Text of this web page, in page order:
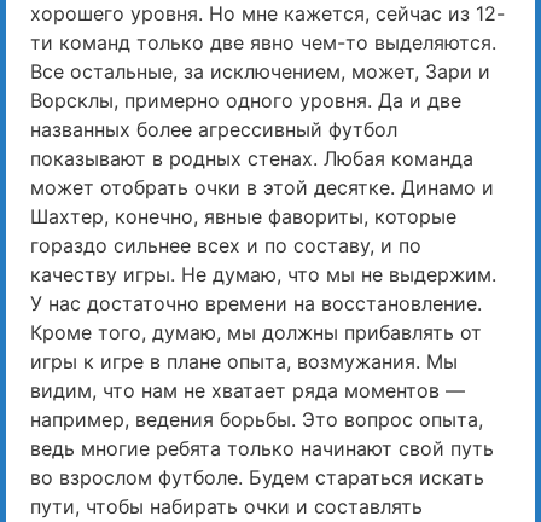
хорошего уровня. Но мне кажется, сейчас из 12-
ти команд только две явно чем-то выделяются.
Все остальные, за исключением, может, Зари и
Ворсклы, примерно одного уровня. Да и две
названных более агрессивный футбол
показывают в родных стенах. Любая команда
может отобрать очки в этой десятке. Динамо и
Шахтер, конечно, явные фавориты, которые
гораздо сильнее всех и по составу, и по
качеству игры. Не думаю, что мы не выдержим.
У нас достаточно времени на восстановление.
Кроме того, думаю, мы должны прибавлять от
игры к игре в плане опыта, возмужания. Мы
видим, что нам не хватает ряда моментов —
например, ведения борьбы. Это вопрос опыта,
ведь многие ребята только начинают свой путь
во взрослом футболе. Будем стараться искать
пути, чтобы набирать очки и составлять